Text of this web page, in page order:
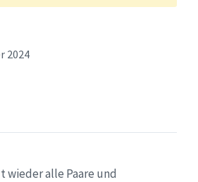
2024
wieder alle Paare und